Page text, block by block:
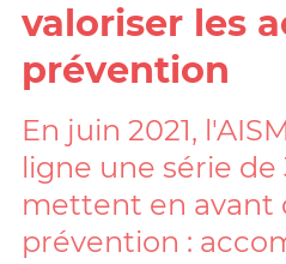
valoriser les
prévention
En juin 2021,
ligne une série de
mettent en avant
prévention :